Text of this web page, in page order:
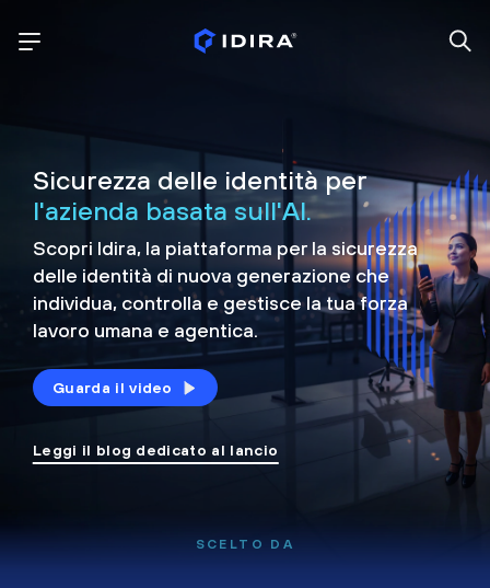
Sicurezza delle identità per
l'azienda basata sull'AI.
Scopri Idira, la piattaforma per la sicurezza
delle identità di nuova generazione che
individua, controlla e gestisce la tua forza
lavoro umana e agentica.
Guarda il video
Leggi il blog dedicato al lancio
SCELTO DA